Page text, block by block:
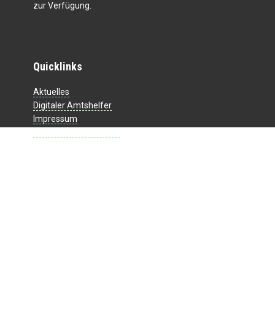
zur Verfügung.
Quicklinks
Aktuelles
Digitaler Amtshelfer
Impressum